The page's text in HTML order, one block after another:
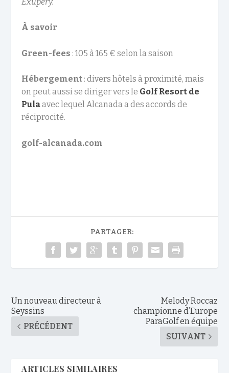
À savoir
Green-fees : 105 à 165 € selon la saison
Hébergement : divers hôtels à proximité, mais
on peut aussi se diriger vers le Golf Resort de
Pulaavec lequel Alcanada a des accords de
réciprocité.
golf-alcanada.com
PARTAGER:
Un nouveau directeur à
Seyssins
PRÉCÉDENT
Melody Roccaz
championne d’Europe
ParaGolf en équipe
SUIVANT
ARTICLES SIMILAIRES